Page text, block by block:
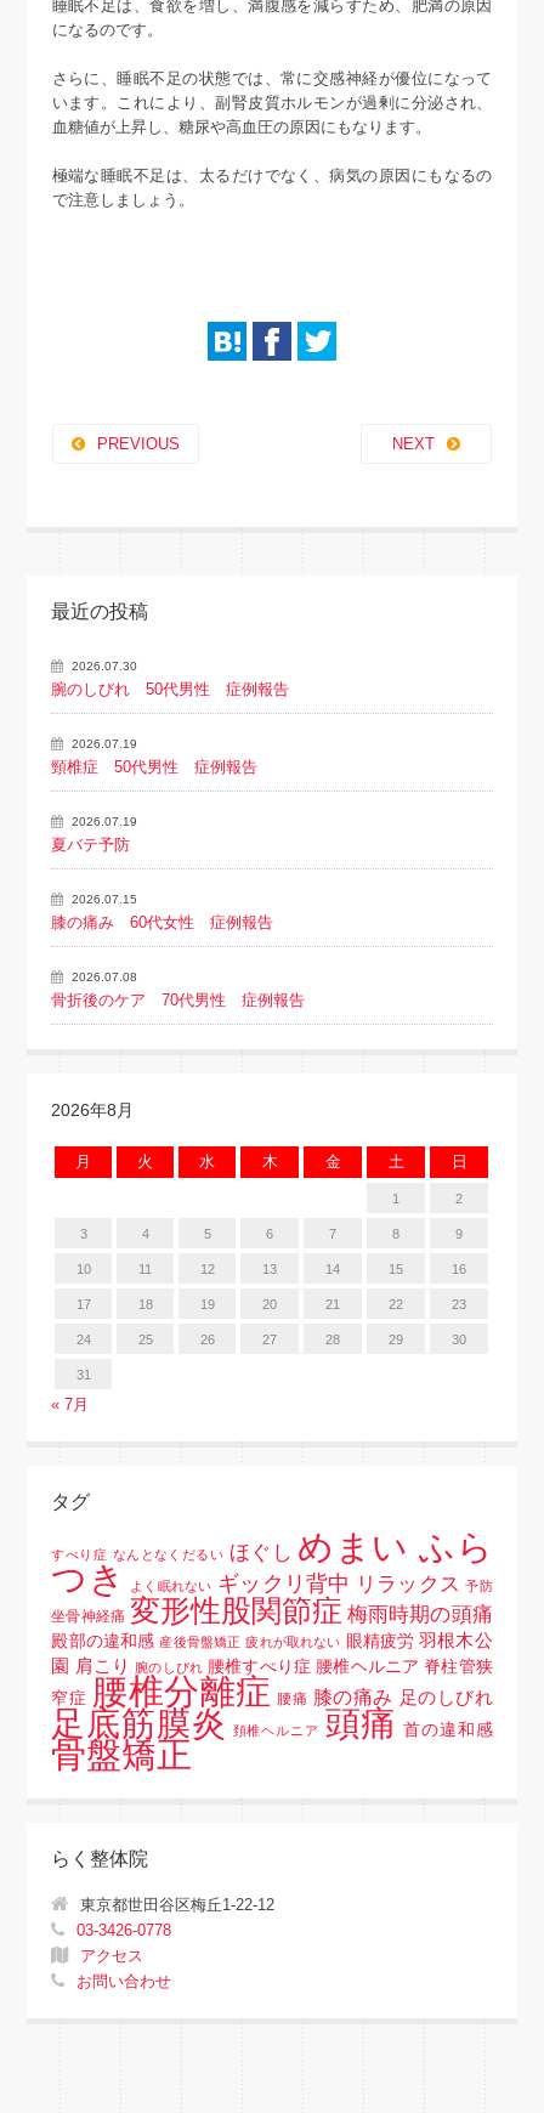
睡眠不足は、食欲を増し、満腹感を減らすため、肥満の原因
になるのです。
さらに、睡眠不足の状態では、常に交感神経が優位になって
います。これにより、副腎皮質ホルモンが過剰に分泌され、
血糖値が上昇し、糖尿や高血圧の原因にもなります。
極端な睡眠不足は、太るだけでなく、病気の原因にもなるの
で注意しましょう。
PREVIOUS NEXT
最近の投稿
2026.07.30
腕のしびれ 50代男性 症例報告
2026.07.19
頸椎症 50代男性 症例報告
2026.07.19
夏バテ予防
2026.07.15
膝の痛み 60代女性 症例報告
2026.07.08
骨折後のケア 70代男性 症例報告
2026年8月
月 火 水 木 金 土 日
1 2
3 4 5 6 7 8 9
10 11 12 13 14 15 16
17 18 19 20 21 22 23
24 25 26 27 28 29 30
31
« 7月
タグ
すべり症 なんとなくだるい ほぐし めまい ふら
つき
よく眠れない ギックリ背中 リラックス 予防
坐骨神経痛 変形性股関節症 梅雨時期の頭痛
殿部の違和感 産後骨盤矯正 疲れが取れない 眼精疲労 羽根木公
園 肩こり 腕のしびれ 腰椎すべり症 腰椎ヘルニア 脊柱管狭
窄症 腰椎分離症 腰痛 膝の痛み 足のしびれ
足底筋膜炎 頚椎ヘルニア 頭痛 首の違和感
骨盤矯正
らく整体院
東京都世田谷区梅丘1-22-12
03-3426-0778
アクセス
お問い合わせ